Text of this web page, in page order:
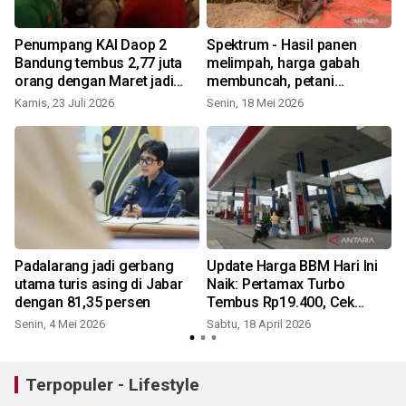
Penumpang KAI Daop 2
Bandung tembus 2,77 juta
orang dengan Maret jadi
puncak
Kamis, 23 Juli 2026
Spektrum - Hasil panen
melimpah, harga gabah
membuncah, petani
sumringah
Senin, 18 Mei 2026
Padalarang jadi gerbang
utama turis asing di Jabar
dengan 81,35 persen
Senin, 4 Mei 2026
Update Harga BBM Hari Ini
Naik: Pertamax Turbo
Tembus Rp19.400, Cek
Rinciannya!
Sabtu, 18 April 2026
Terpopuler - Lifestyle